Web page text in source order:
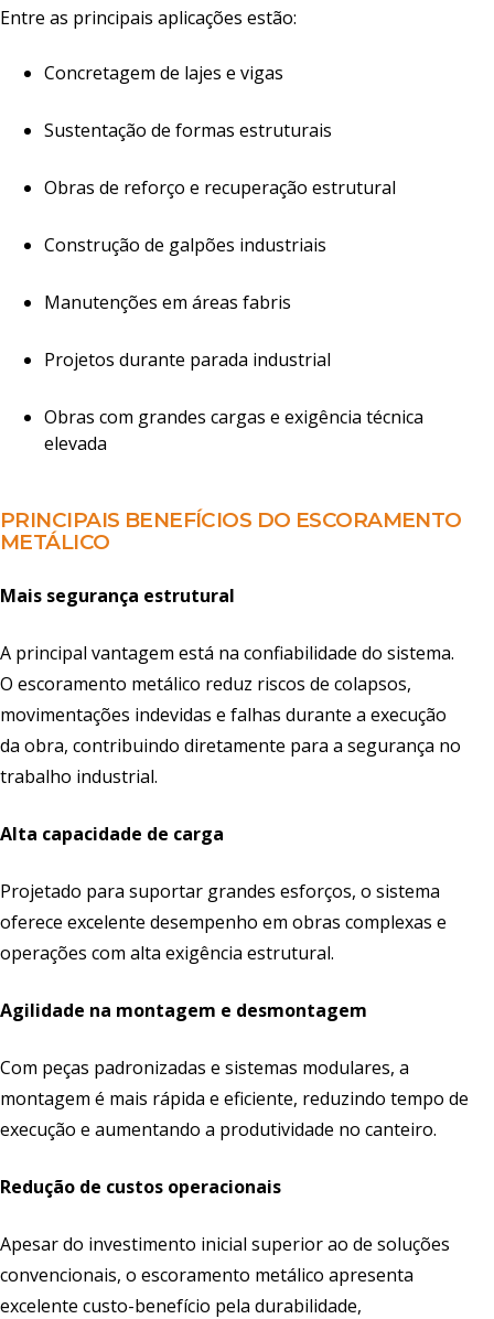
Entre as principais aplicações estão:
Concretagem de lajes e vigas
Sustentação de formas estruturais
Obras de reforço e recuperação estrutural
Construção de galpões industriais
Manutenções em áreas fabris
Projetos durante parada industrial
Obras com grandes cargas e exigência técnica
elevada
PRINCIPAIS BENEFÍCIOS DO ESCORAMENTO
METÁLICO
Mais segurança estrutural
A principal vantagem está na confiabilidade do sistema.
O escoramento metálico reduz riscos de colapsos,
movimentações indevidas e falhas durante a execução
da obra, contribuindo diretamente para a segurança no
trabalho industrial.
Alta capacidade de carga
Projetado para suportar grandes esforços, o sistema
oferece excelente desempenho em obras complexas e
operações com alta exigência estrutural.
Agilidade na montagem e desmontagem
Com peças padronizadas e sistemas modulares, a
montagem é mais rápida e eficiente, reduzindo tempo de
execução e aumentando a produtividade no canteiro.
Redução de custos operacionais
Apesar do investimento inicial superior ao de soluções
convencionais, o escoramento metálico apresenta
excelente custo-benefício pela durabilidade,